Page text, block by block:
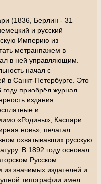
(1836, Берлин - 31
и русский
Империю из
метранпажем в
в ней управляющим.
начал с
в Санкт-Петербурге. Это
приобрёл журнал
издания
и
«Родины», Каспари
новь», печатал
охватывавших русскую
В 1892 году основал
Русском
значимых издателей и
типографии имел